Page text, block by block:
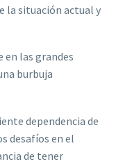
la situación actual y
en las grandes
burbuja
dependencia de
desafíos en el
de tener